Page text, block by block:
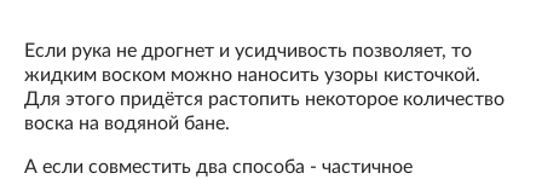
Если рука не дрогнет и усидчивость позволяет, то
жидким воском можно наносить узоры кисточкой.
Для этого придётся растопить некоторое количество
воска на водяной бане.
А если совместить два способа - частичное